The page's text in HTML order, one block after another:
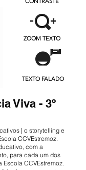
ZOOM TEXTO
TEXTO FALADO
Viva - 3º
| o storytelling e
CCVEstremoz.
com a
para cada um dos
CCVEstremoz.